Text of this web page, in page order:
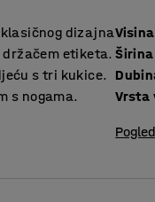
dizajna
etiketa.
s tri kukice.
s nogama.
Visina
Širina
Vrsta